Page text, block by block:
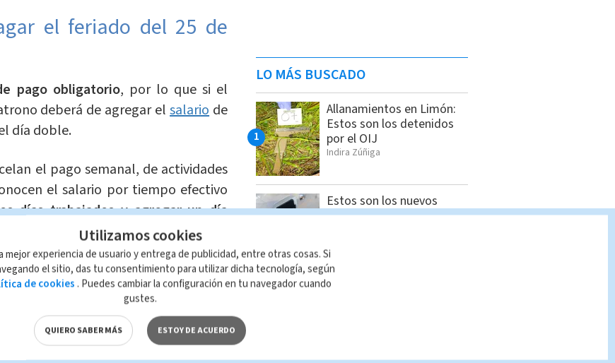
el feriado del 25 de
pago obligatorio, por lo que si el
deberá de agregar elsalario de
día doble.
el pago semanal, de actividades
el salario por tiempo efectivo
días trabajados y agregar un día
trabaja el 25 de julio,será un día de
modalidad mensual, quincenal o
que reconocen todos los días del
o feriados,deben de cancelar
feriado
, aunque no se trabaje.
LO MÁS BUSCADO
Allanamientos en Limón:
Estos son los detenidos
por el OIJ
Indira Zúñiga
Estos son los nuevos
precios de los
jueves 6 de agosto
Indira Zúñiga
Sospechosos de
Utilizamos cookies
mejor experiencia de usuario y entrega de publicidad, entre otras cosas. Si
el sitio, das tu consentimiento para utilizar dicha tecnología, según
de cookies . Puedes cambiar la configuración en tu navegador cuando
gustes.
QUIERO SABER MÁS ESTOY DE ACUERDO